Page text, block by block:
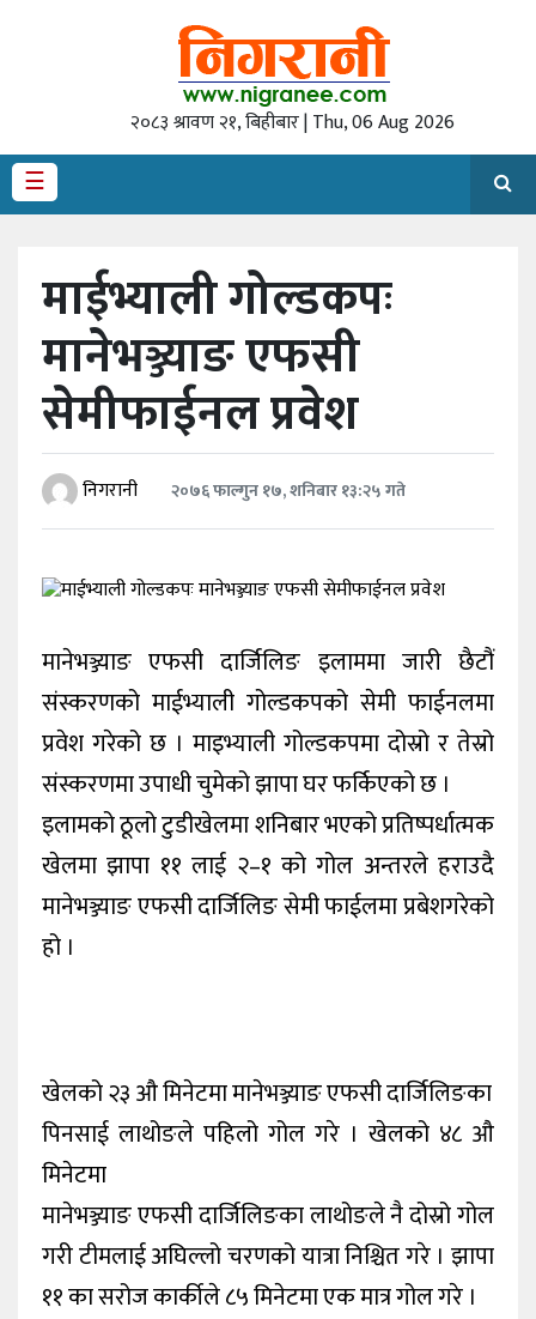
२०८३ श्रावण २१, बिहीबार | Thu, 06 Aug 2026
☰
राजनीति
अर्थ
समाज
अन्तराष्ट्रिय
स्वास्थ्य
खेलकुद
कला/
फोटो
ग्यालरी
विचार
टिभी
माईभ्याली गोल्डकपः
मानेभञ्ज्याङ एफसी
सेमीफाईनल प्रवेश
निगरानी २०७६ फाल्गुन १७, शनिबार १३:२५ गते
मानेभञ्ज्याङ एफसी दार्जिलिङ इलाममा जारी छैटौं
संस्करणको माईभ्याली गोल्डकपको सेमी फाईनलमा
प्रवेश गरेको छ । माइभ्याली गोल्डकपमा दोस्रो र तेस्रो
संस्करणमा उपाधी चुमेको झापा घर फर्किएको छ ।
इलामको ठूलो टुडीखेलमा शनिबार भएको प्रतिष्पर्धात्मक
खेलमा झापा ११ लाई २–१ को गोल अन्तरले हराउदै
मानेभञ्ज्याङ एफसी दार्जिलिङ सेमी फाईलमा प्रबेशगरेको
हो ।
खेलको २३ औ मिनेटमा मानेभञ्ज्याङ एफसी दार्जिलिङका
पिनसाई लाथोङले पहिलो गोल गरे । खेलको ४८ औ
मिनेटमा
मानेभञ्ज्याङ एफसी दार्जिलिङका लाथोङले नै दोस्रो गोल
गरी टीमलाई अघिल्लो चरणको यात्रा निश्चित गरे । झापा
११ का सरोज कार्कीले ८५ मिनेटमा एक मात्र गोल गरे ।